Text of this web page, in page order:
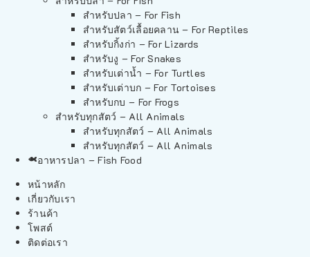
สำหรับปลา – For Fish
สำหรับสัตว์เลื้อยคลาน – For Reptiles
สำหรับกิ้งก่า – For Lizards
สำหรับงู – For Snakes
สำหรับเต่าน้ำ – For Turtles
สำหรับเต่าบก – For Tortoises
สำหรับกบ – For Frogs
สำหรับทุกสัตว์ – All Animals
สำหรับทุกสัตว์ – All Animals
สำหรับทุกสัตว์ – All Animals
อาหารปลา – Fish Food
หน้าหลัก
เกี่ยวกับเรา
ร้านค้า
โพสต์
ติดต่อเรา